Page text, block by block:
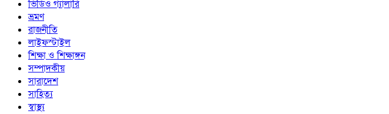
ভিডিও গ্যালারি
ভ্রমণ
রাজনীতি
লাইফস্টাইল
শিক্ষা ও শিক্ষাঙ্গন
সম্পাদকীয়
সারাদেশ
সাহিত্য
স্বাস্থ্য